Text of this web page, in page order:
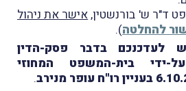
ד"ר ש' בורנשטין,אישר את ניהול
להחלטה).
לעדכנכם בדבר פסק-הדין
ידי בית-המשפט המחוזי
.